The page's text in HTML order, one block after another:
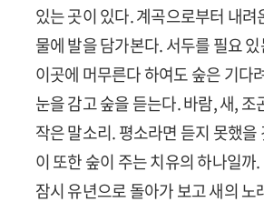
있는 곳이 있다. 계곡으로부터 내려
물에 발을 담가본다. 서두를 필요
이곳에 머무른다 하여도 숲은 기다
눈을 감고 숲을 듣는다. 바람, 새,
작은 말소리. 평소라면 듣지 못했
이 또한 숲이 주는 치유의 하나일까
잠시 유년으로 돌아가 보고 새의 노